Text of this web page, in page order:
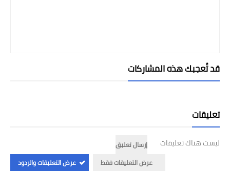
قد تُعجبك هذه المشاركات
تعليقات
ليست هناك تعليقات
إرسال تعليق
عرض التعليقات فقط
عرض التعليقات والردود